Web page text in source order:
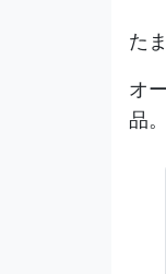
た
オ
品。